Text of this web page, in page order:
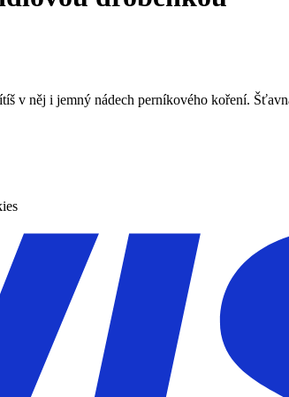
v něj i jemný nádech perníkového koření.